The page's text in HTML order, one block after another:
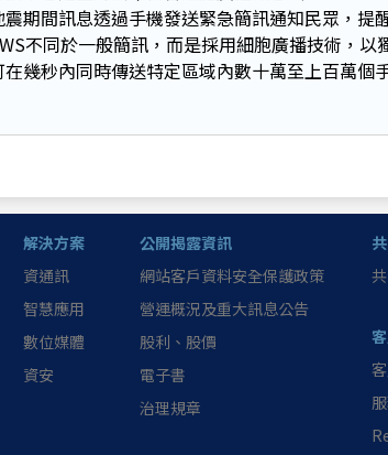
震期間訊息透過手機發送緊急簡訊通知民眾，提
不同於一般簡訊，而是採用細胞廣播技術，
在幾秒內同時傳送特定區域內數十萬至上百萬個
解決方案
資通訊
智慧應用
數位媒體
資安
公開揭露資訊
網站客戶資料安全保護政策
營運概況及重大訊息公告
股利、股價
電子書
治理規章